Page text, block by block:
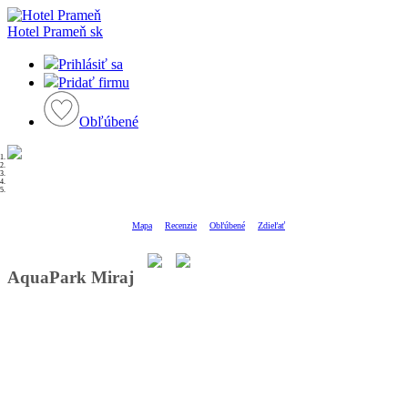
Hotel Prameň sk
Prihlásiť sa
Pridať firmu
Obľúbené
Mapa Recenzie Obľúbené Zdieľať
AquaPark Miraj